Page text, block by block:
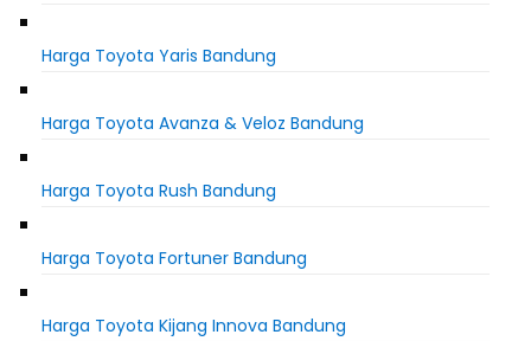
Harga Toyota Yaris Bandung
Harga Toyota Avanza & Veloz Bandung
Harga Toyota Rush Bandung
Harga Toyota Fortuner Bandung
Harga Toyota Kijang Innova Bandung